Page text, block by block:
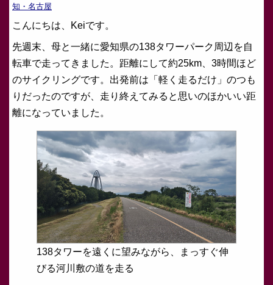
知・名古屋
こんにちは、Keiです。
先週末、母と一緒に愛知県の138タワーパーク周辺を自
転車で走ってきました。距離にして約25km、3時間ほど
のサイクリングです。出発前は「軽く走るだけ」のつも
りだったのですが、走り終えてみると思いのほかいい距
離になっていました。
138タワーを遠くに望みながら、まっすぐ伸
びる河川敷の道を走る